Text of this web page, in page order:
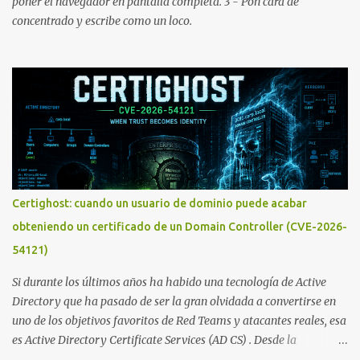
concentrado y escribe como un loco.
Certighost: cuando un usuario de dominio puede acabar
obteniendo un certificado de un Domain Controller (CVE-2026-
54121)
Si durante los últimos años ha habido una tecnología de Active
Directory que ha pasado de ser la gran olvidada a convertirse en
uno de los objetivos favoritos de Red Teams y atacantes reales, esa
es Active Directory Certificate Services (AD CS) . Desde la